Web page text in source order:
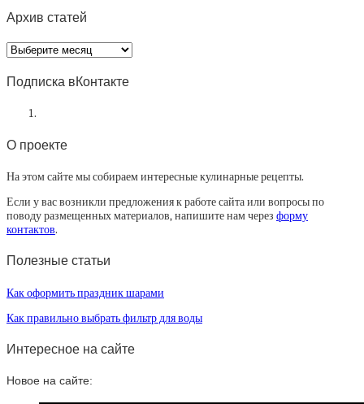
Архив статей
Архив
статей
Подписка вКонтакте
О проекте
На этом сайте мы собираем интересные кулинарные рецепты.
Если у вас возникли предложения к работе сайта или вопросы по
поводу размещенных материалов, напишите нам через форму
контактов.
Полезные статьи
Как оформить праздник шарами
Как правильно выбрать фильтр для воды
Интересное на сайте
Новое на сайте: